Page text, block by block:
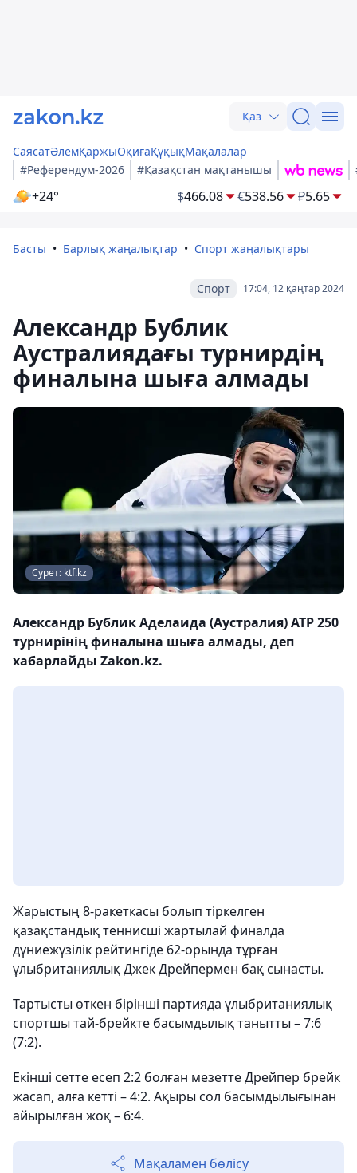
Қаз
СаясатӘлемҚаржыОқиғаҚұқықМақалалар
#Референдум-2026
#Қазақстан мақтанышы
+24° $466.08 €538.56 ₽5.65
Басты Барлық жаңалықтар Спорт жаңалықтары
17:04, 12 қаңтар 2024
Спорт
Александр Бублик
Аустралиядағы турнирдің
финалына шыға алмады
Сурет: ktf.kz
Александр Бублик Аделаида (Аустралия) ATP 250
турнирінің финалына шыға алмады, деп
хабарлайды Zakon.kz.
Жарыстың 8-ракеткасы болып тіркелген
қазақстандық теннисші жартылай финалда
дүниежүзілік рейтингіде 62-орында тұрған
ұлыбританиялық Джек Дрейпермен бақ сынасты.
Тартысты өткен бірінші партияда ұлыбританиялық
спортшы тай-брейкте басымдылық танытты – 7:6
(7:2).
Екінші сетте есеп 2:2 болған мезетте Дрейпер брейк
жасап, алға кетті – 4:2. Ақыры сол басымдылығынан
айырылған жоқ – 6:4.
Мақаламен бөлісу